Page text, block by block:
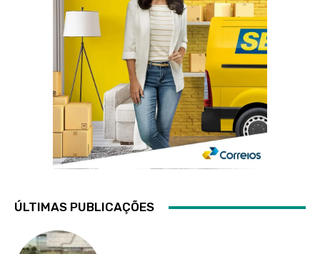
ÚLTIMAS PUBLICAÇÕES